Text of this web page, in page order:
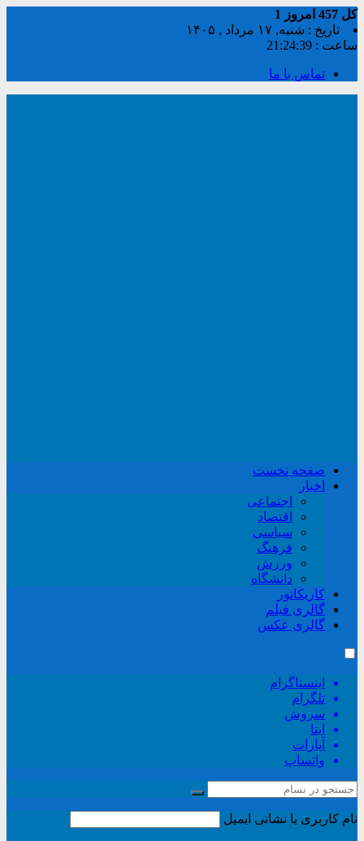
کل امروز
1
تاریخ : شنبه, ۱۷ مرداد , ۱۴۰۵
ساعت : 21:24:39
تماس با ما
صفحه نخست
اخبار
اجتماعی
اقتصاد
سیاسی
فرهنگ
ورزش
دانشگاه
کاریکاتور
گالری فیلم
گالری عکس
اینستاگرام
تلگرام
سروش
ایتا
آپارات
واتساپ
نام کاربری یا نشانی ایمیل